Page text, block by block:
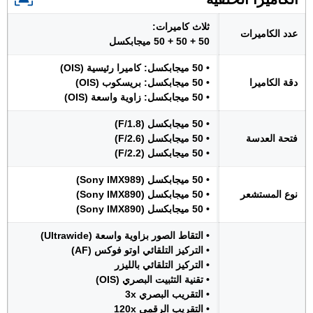
عدد الكاميرات
ثلاث كاميرات:
50 + 50 + 50 ميجابكسل
دقة الكاميرا
• 50 ميجابكسل: كاميرا رئيسية (OIS)
• 50 ميجابكسل: بريسكوب (OIS)
• 50 ميجابكسل: زاوية واسعة (OIS)
فتحة العدسة
• 50 ميجابكسل (F/1.8)
• 50 ميجابكسل (F/2.6)
• 50 ميجابكسل (F/2.2)
نوع المستشعر
• 50 ميجابكسل (Sony IMX989)
• 50 ميجابكسل (Sony IMX890)
• 50 ميجابكسل (Sony IMX890)
• التقاط الصور بزاوية واسعة (Ultrawide)
• التركيز التلقائي اوتو فوكس (AF)
• التركيز التلقائي بالليزر
• تقنية التثبيت البصري (OIS)
• التقريب البصري 3x
• التقريب الرقمي 120x